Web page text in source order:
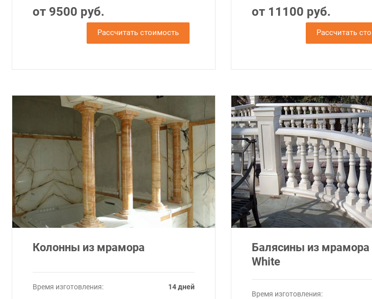
от 9500 руб.
Рассчитать стоимость
от 11100 руб.
Рассчитать
Колонны из мрамора
Время изготовления: 14 дней
Балясины из мрамора
White
Время изготовления: